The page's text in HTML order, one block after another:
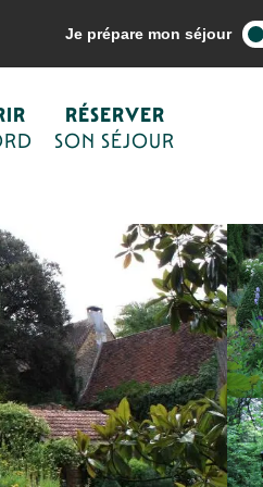
Je prépare mon séjour
RÉSERVER
SON SÉJOUR
mes activités Culture et patrimoine